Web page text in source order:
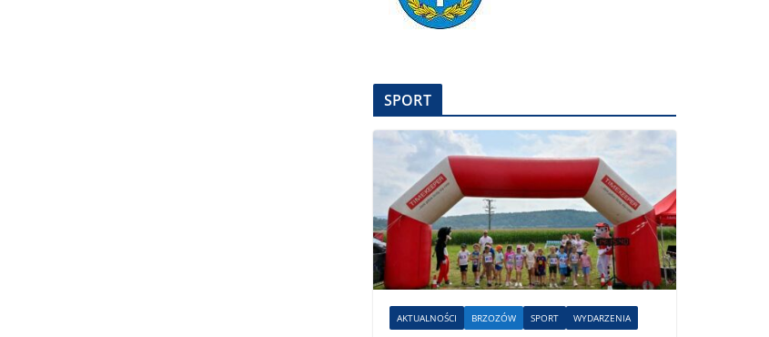
SPORT
AKTUALNOŚCI BRZOZÓW SPORT WYDARZENIA